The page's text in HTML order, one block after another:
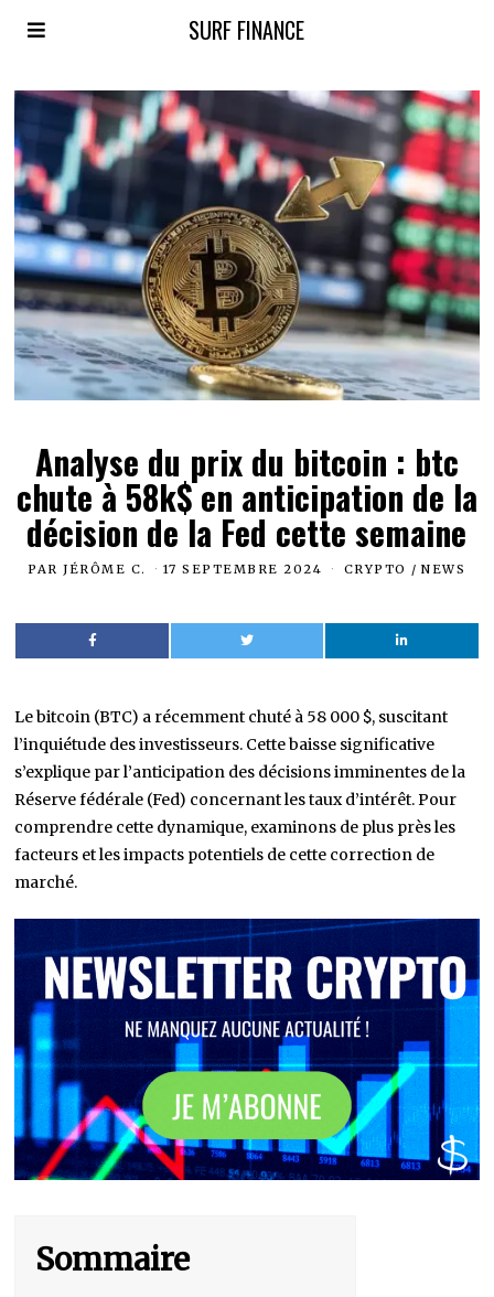
SURF FINANCE
Analyse du prix du bitcoin : btc
chute à 58k$ en anticipation de la
décision de la Fed cette semaine
PARJÉRÔME C. 17 SEPTEMBRE 2024 CRYPTO / NEWS
Le bitcoin (BTC) a récemment chuté à 58 000 $, suscitant
l’inquiétude des investisseurs. Cette baisse significative
s’explique par l’anticipation des décisions imminentes de la
Réserve fédérale (Fed) concernant les taux d’intérêt. Pour
comprendre cette dynamique, examinons de plus près les
facteurs et les impacts potentiels de cette correction de
marché.
Sommaire